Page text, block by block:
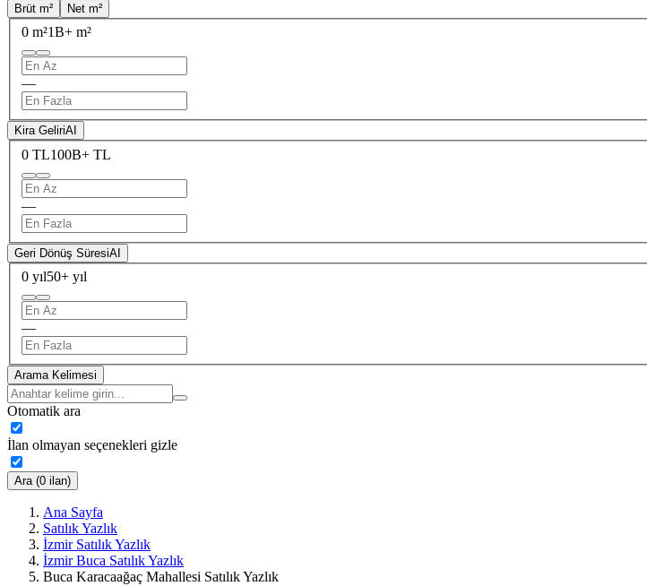
Brüt m²
Net m²
0 m²1B+ m²
—
Kira GeliriAI
0 TL100B+ TL
—
Geri Dönüş SüresiAI
0 yıl50+ yıl
—
Arama Kelimesi
Otomatik ara
İlan olmayan seçenekleri gizle
Ara (0 ilan)
Ana Sayfa
Satılık Yazlık
İzmir Satılık Yazlık
İzmir Buca Satılık Yazlık
Buca Karacaağaç Mahallesi Satılık Yazlık